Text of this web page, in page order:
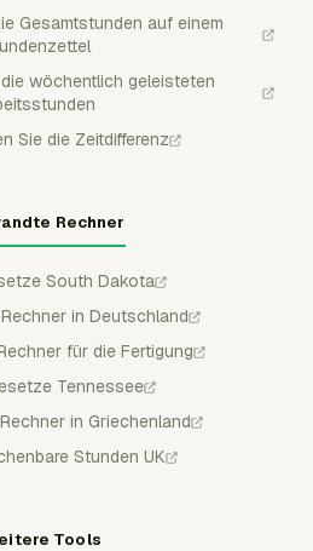
Gesamtstunden auf einem
wöchentlich geleisteten
Sie die Zeitdifferenz
Rechner
South Dakota
in Deutschland
für die Fertigung
Tennessee
in Griechenland
Stunden UK
Tools